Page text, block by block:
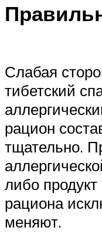
Слабая
тибетский
рацион
тщательно.
либо
рациона
меняют.